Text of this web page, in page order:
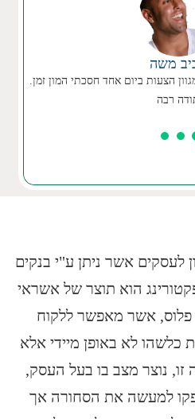
משה
הצעות ביום אחד חסכתי המון זמן.
רבה
לעסקים אשר ניתן ע"י בנקים
הוא תוצר של אשראי
אשר מאפשר ללקוח
כלשהו לא באופן מיידי אלא
זו, נוצר מצב בו בעל העסק,
למעשה את הסחורה אך